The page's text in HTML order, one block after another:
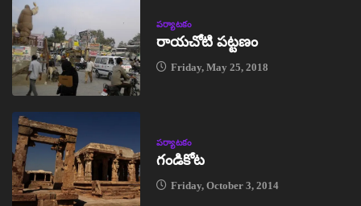
పర్యాటకం
రాయచోటి పట్టణం
Friday, May 25, 2018
పర్యాటకం
గండికోట
Friday, October 3, 2014